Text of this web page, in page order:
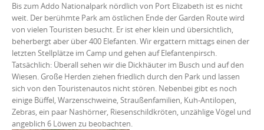
Bis zum Addo Nationalpark nördlich von Port Elizabeth ist es nicht
weit. Der berühmte Park am östlichen Ende der Garden Route wird
von vielen Touristen besucht. Er ist eher klein und übersichtlich,
beherbergt aber über 400 Elefanten. Wir ergattern mittags einen der
letzten Stellplätze im Camp und gehen auf Elefantenpirsch.
Tatsächlich: Überall sehen wir die Dickhäuter im Busch und auf den
Wiesen. Große Herden ziehen friedlich durch den Park und lassen
sich von den Touristenautos nicht stören. Nebenbei gibt es noch
einige Büffel, Warzenschweine, Straußenfamilien, Kuh-Antilopen,
Zebras, ein paar Nashörner, Riesenschildkröten, unzählige Vögel und
angeblich 6 Löwen zu beobachten.